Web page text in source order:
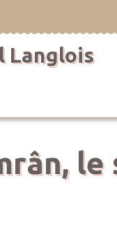
Langlois